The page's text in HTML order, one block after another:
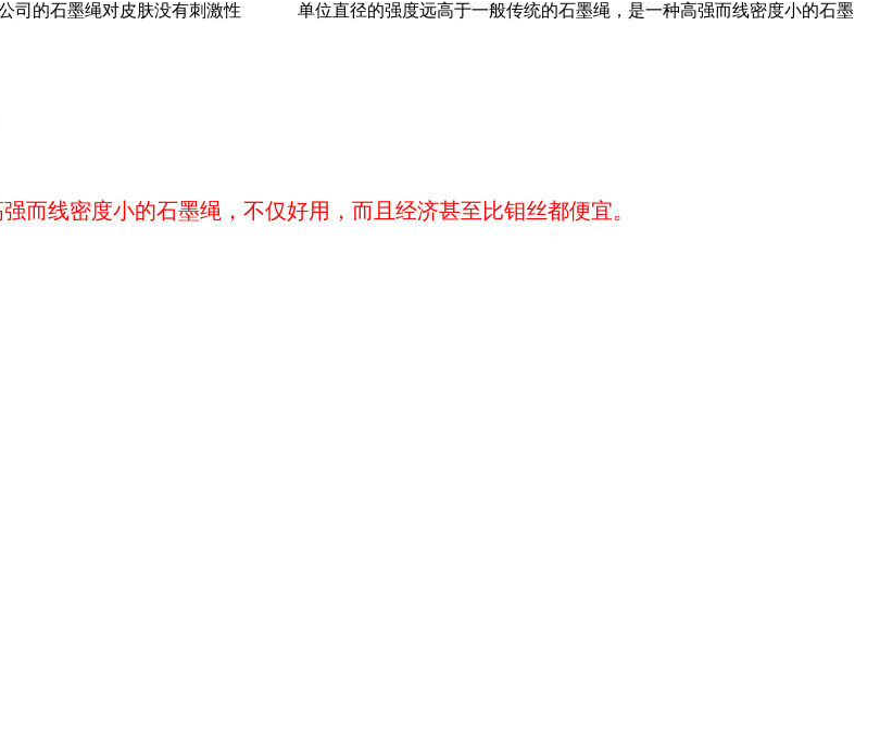
的石墨绳对皮肤没有刺激性 单位直径的强度远高于一般传统的石墨绳，是一种高强而线密度小的石墨
而线密度小的石墨绳，不仅好用，而且经济甚至比钼丝都便宜。